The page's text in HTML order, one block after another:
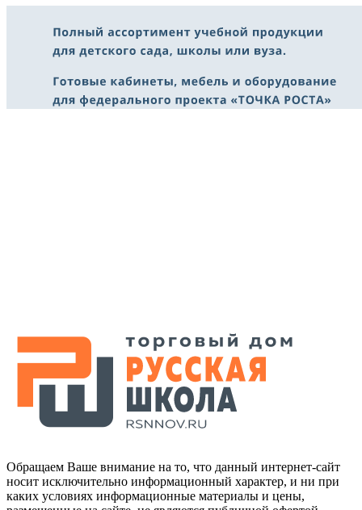
Обращаем Ваше внимание на то, что данный интернет-сайт
носит исключительно информационный характер, и ни при
каких условиях информационные материалы и цены,